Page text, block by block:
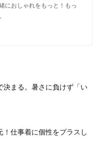
におしゃれをもっと！もっ
決まる。暑さに負けず「い
！仕事着に個性をプラスし